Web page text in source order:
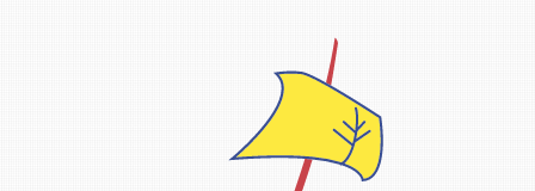
Appels d'offres du secteur culturel
Plan de Développement Global
Bulletin Le FrancoTNL